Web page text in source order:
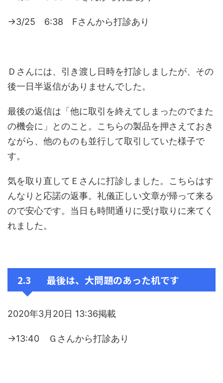
→3/25 6:38 Fさんから打診あり
Ｄさんには、引き渡し日時を打診しましたが、その
後一日半返信がありませんでした。
最後の返信は「他に取引を終えてしまったのでまた
の機会に」とのこと。こちらの製品を押さえておき
ながら、他のものも並行して取引していた様子で
す。
気を取り直してＥさんに打診しました。こちらはす
んなりと応諾の返事。礼儀正しい文章が帰って来る
ので安心です。当日も時間通りに受け取りに来てく
れました。
2.3 最後は、大問題のあった机です
2020年3月20日 13:36掲載
→13:40 Ｇさんから打診あり